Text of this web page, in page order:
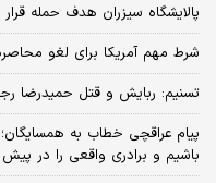
پالایشگاه سیزران هدف حمله
شرط مهم آمریکا برای لغو
تسنیم: ربایش و قتل حمیدرضا
پیام عراقچی خطاب به
باشیم و برادری واقعی را در پیش